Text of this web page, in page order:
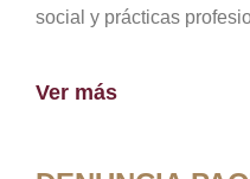
social y prácticas
Ver más